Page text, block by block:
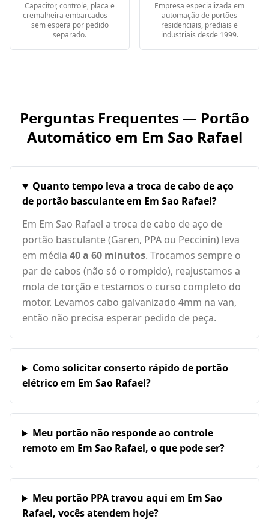
Capacitor, controle, placa e
cremalheira embarcados —
sem espera por pedido
separado.
Empresa especializada em
automação de portões
residenciais, prediais e
industriais desde 1999.
Perguntas Frequentes — Portão
Automático em Em Sao Rafael
Quanto tempo leva a troca de cabo de aço
de portão basculante em Em Sao Rafael?
Em Em Sao Rafael a troca de cabo de aço de
portão basculante (Garen, PPA ou Peccinin) leva
em média 40 a 60 minutos. Trocamos sempre o
par de cabos (não só o rompido), reajustamos a
mola de torção e testamos o curso completo do
motor. Levamos cabo galvanizado 4mm na van,
então não precisa esperar pedido de peça.
Como solicitar conserto rápido de portão
elétrico em Em Sao Rafael?
Meu portão não responde ao controle
remoto em Em Sao Rafael, o que pode ser?
Meu portão PPA travou aqui em Em Sao
Rafael, vocês atendem hoje?